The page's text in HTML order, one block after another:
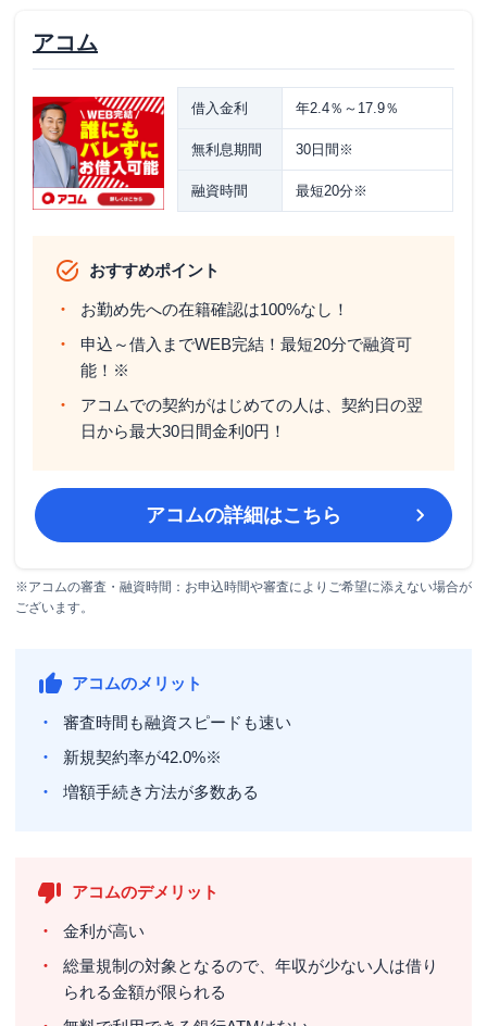
アコム
借入金利 年2.4％～17.9％
無利息期間 30日間※
融資時間 最短20分※
おすすめポイント
お勤め先への在籍確認は100%なし！
申込～借入までWEB完結！最短20分で融資可
能！※
アコムでの契約がはじめての人は、契約日の翌
日から最大30日間金利0円！
アコムの詳細はこちら
※アコムの審査・融資時間：お申込時間や審査によりご希望に添えない場合が
ございます。
アコムのメリット
審査時間も融資スピードも速い
新規契約率が42.0%※
増額手続き方法が多数ある
アコムのデメリット
金利が高い
総量規制の対象となるので、年収が少ない人は借り
られる金額が限られる